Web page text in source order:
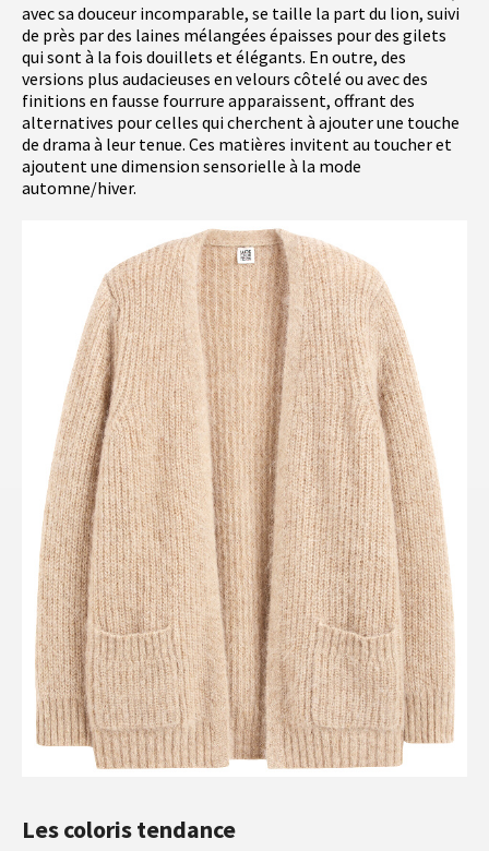
avec sa douceur incomparable, se taille la part du lion, suivi
de près par des laines mélangées épaisses pour des gilets
qui sont à la fois douillets et élégants. En outre, des
versions plus audacieuses en velours côtelé ou avec des
finitions en fausse fourrure apparaissent, offrant des
alternatives pour celles qui cherchent à ajouter une touche
de drama à leur tenue. Ces matières invitent au toucher et
ajoutent une dimension sensorielle à la mode
automne/hiver.
Les coloris tendance